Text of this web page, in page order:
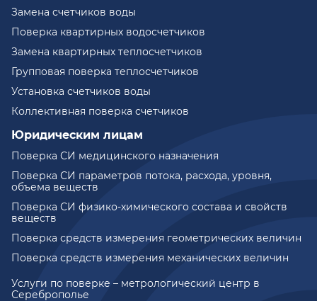
Услуги по поверке – метрологический центр в
Сереброполье
Замена счетчиков воды
Поверка квартирных водосчетчиков
Замена квартирных теплосчетчиков
Групповая поверка теплосчетчиков
Установка счетчиков воды
Коллективная поверка счетчиков
Юридическим лицам
Поверка СИ медицинского назначения
Поверка СИ параметров потока, расхода, уровня,
объема веществ
Поверка СИ физико-химического состава и свойств
веществ
Поверка средств измерения геометрических величин
Поверка средств измерения механических величин